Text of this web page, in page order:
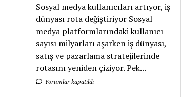
Sosyal medya kullanıcıları artıyor, iş
dünyası rota değiştiriyor Sosyal
medya platformlarındaki kullanıcı
sayısı milyarları aşarken iş dünyası,
satış ve pazarlama stratejilerinde
rotasını yeniden çiziyor. Pek...
Yorumlar kapatıldı